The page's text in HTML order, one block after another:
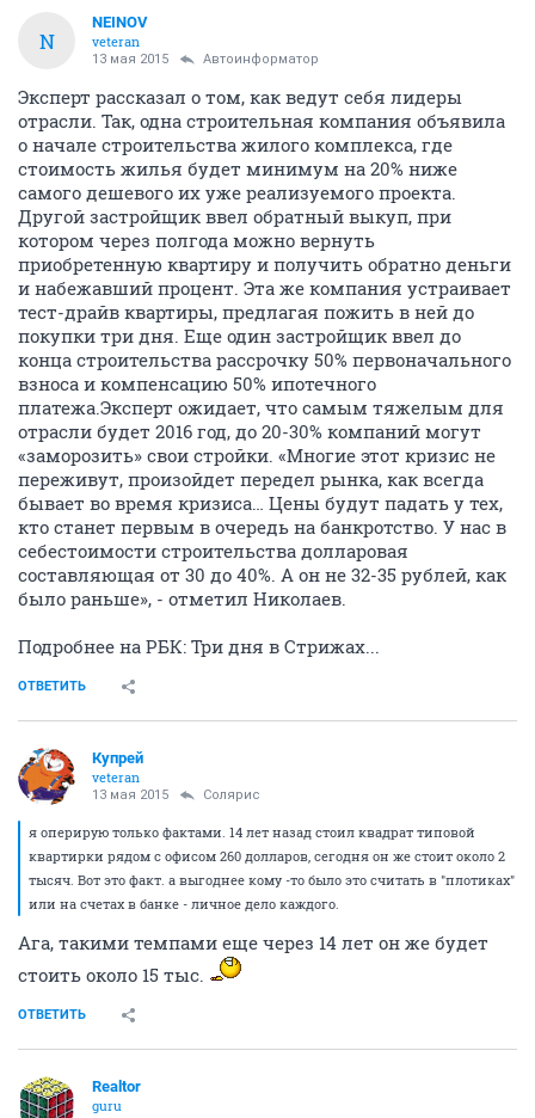
N
NEINOV
veteran
13 мая 2015 Автоинформатор
Эксперт рассказал о том, как ведут себя лидеры
отрасли. Так, одна строительная компания объявила
о начале строительства жилого комплекса, где
стоимость жилья будет минимум на 20% ниже
самого дешевого их уже реализуемого проекта.
Другой застройщик ввел обратный выкуп, при
котором через полгода можно вернуть
приобретенную квартиру и получить обратно деньги
и набежавший процент. Эта же компания устраивает
тест-драйв квартиры, предлагая пожить в ней до
покупки три дня. Еще один застройщик ввел до
конца строительства рассрочку 50% первоначального
взноса и компенсацию 50% ипотечного
платежа.Эксперт ожидает, что самым тяжелым для
отрасли будет 2016 год, до 20-30% компаний могут
«заморозить» свои стройки. «Многие этот кризис не
переживут, произойдет передел рынка, как всегда
бывает во время кризиса… Цены будут падать у тех,
кто станет первым в очередь на банкротство. У нас в
себестоимости строительства долларовая
составляющая от 30 до 40%. А он не 32-35 рублей, как
было раньше», - отметил Николаев.
Подробнее на РБК: Три дня в Стрижах...
ОТВЕТИТЬ
Купрей
veteran
13 мая 2015 Солярис
я оперирую только фактами. 14 лет назад стоил квадрат типовой
квартирки рядом с офисом 260 долларов, сегодня он же стоит около 2
тысяч. Вот это факт. а выгоднее кому -то было это считать в "плотиках"
или на счетах в банке - личное дело каждого.
Ага, такими темпами еще через 14 лет он же будет
стоить около 15 тыс.
ОТВЕТИТЬ
Realtor
guru